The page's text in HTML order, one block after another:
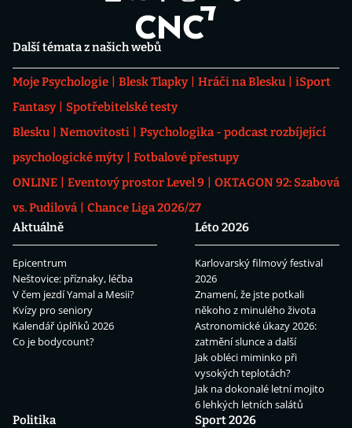
Další témata z našich webů
Moje Psychologie Blesk Tlapky Hráči na Blesku
iSport
Fantasy
Spotřebitelské testy
Blesku
Nemovitosti
Psychologika - podcast rozbíjející
psychologické mýty
Fotbalové přestupy
ONLINE
Eventový prostor Level 9
OKTAGON 92: Szabová
vs. Pudilová
Chance Liga 2026/27
Aktuálně
Epicentrum
Neštovice: příznaky, léčba
V čem jezdí Yamal a Mesii?
Kvízy pro seniory
Kalendář úplňků 2026
Co je bodycount?
Léto 2026
Karlovarský filmový festival
2026
Znamení, že jste potkali
někoho z minulého života
Astronomické úkazy 2026:
zatmění slunce a další
Jak obléci miminko při
vysokých teplotách?
Jak na dokonalé letní mojito
6 lehkých letních salátů
Politika
Sport 2026